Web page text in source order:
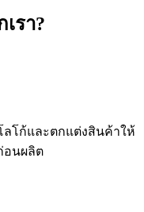
รา?
โก้และตกแต่งสินค้าให้
อนผลิต